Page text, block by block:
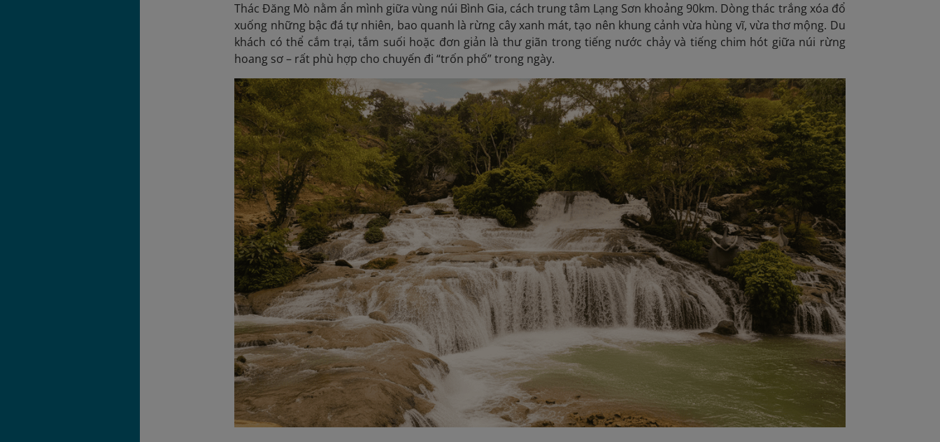
Thác Đăng Mò nằm ẩn mình giữa vùng núi Bình Gia, cách trung tâm Lạng Sơn khoảng 90km. Dòng thác trắng xóa đổ
xuống những bậc đá tự nhiên, bao quanh là rừng cây xanh mát, tạo nên khung cảnh vừa hùng vĩ, vừa thơ mộng. Du
khách có thể cắm trại, tắm suối hoặc đơn giản là thư giãn trong tiếng nước chảy và tiếng chim hót giữa núi rừng
hoang sơ – rất phù hợp cho chuyến đi “trốn phố” trong ngày.